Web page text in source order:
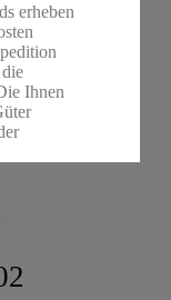
erheben
Ihnen